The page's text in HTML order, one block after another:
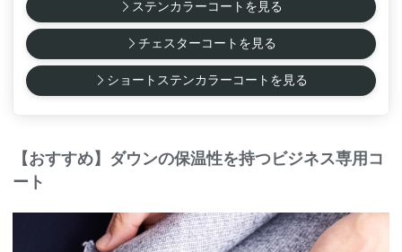
ステンカラーコートを見る
チェスターコートを見る
ショートステンカラーコートを見る
【おすすめ】ダウンの保温性を持つビジネス専用コ
ート